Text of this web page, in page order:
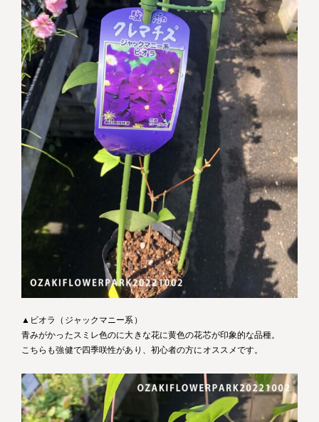
▲ビオラ（ジャックマニー系）
青みがかったスミレ色のに大きな花に黄色の花芯が印象的な品種。
こちらも強健で四季咲性があり、初心者の方にオススメです。